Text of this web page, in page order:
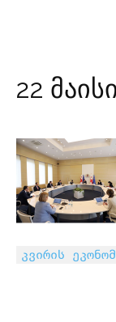
22
კვირის